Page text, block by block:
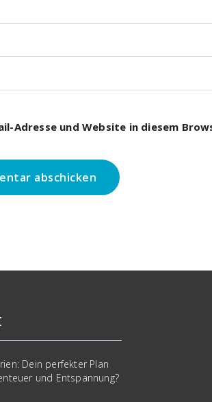
Adresse und Website in diesem
Dein perfekter Plan
und Entspannung?